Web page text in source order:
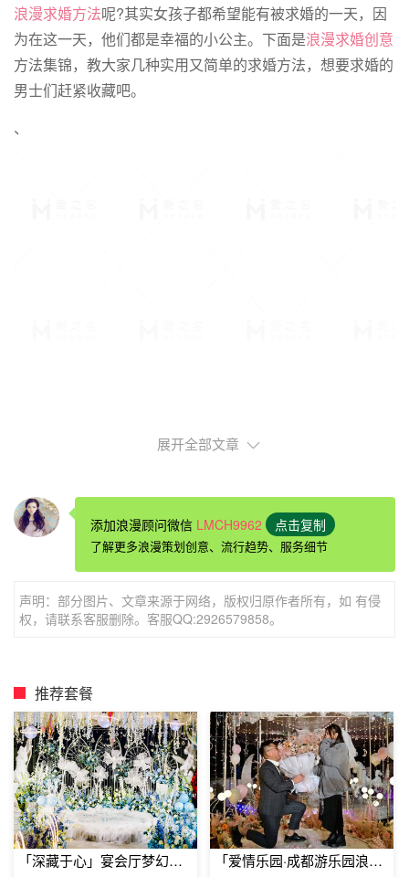
浪漫求婚方法呢?其实女孩子都希望能有被求婚的一天，因
为在这一天，他们都是幸福的小公主。下面是浪漫求婚创意
方法集锦，教大家几种实用又简单的求婚方法，想要求婚的
男士们赶紧收藏吧。
、
求婚惊喜一、隐蔽式求婚
这是来源于国外一小伙的求婚方法，他为了向女友求婚，在
影院，还有时候趁她熟睡的时候，总之女友全程都未发觉。
直到求婚的那一天，男友将这些照片剪辑成一段视频，放给
她看，女友万分感动。
展开全部文章
添加浪漫顾问微信 LMCH9962 点击复制
了解更多浪漫策划创意、流行趋势、服务细节
声明：部分图片、文章来源于网络，版权归原作者所有，如 有侵
权，请联系客服删除。客服QQ:2926579858。
推荐套餐
「深藏于心」宴会厅梦幻主
「爱情乐园·成都游乐园浪漫